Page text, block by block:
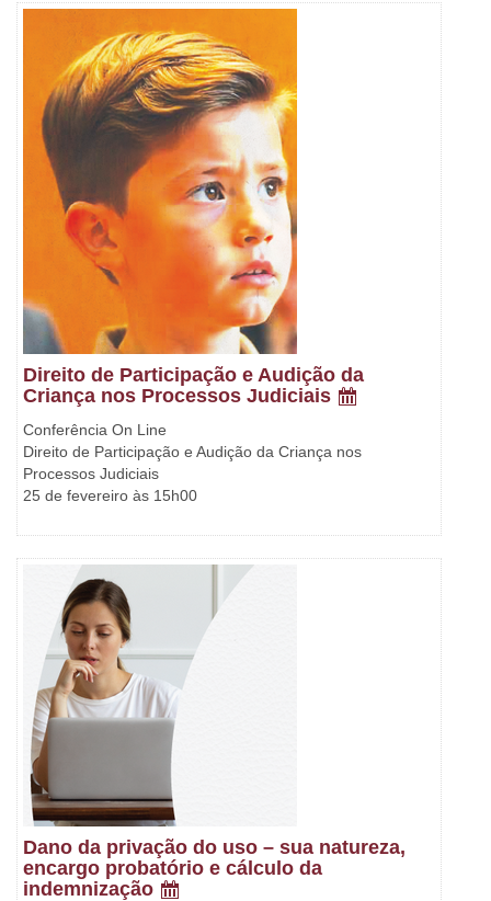
Direito de Participação e Audição da
Criança nos Processos Judiciais
Conferência On Line
Direito de Participação e Audição da Criança nos
Processos Judiciais
25 de fevereiro às 15h00
Dano da privação do uso – sua natureza,
encargo probatório e cálculo da
indemnização